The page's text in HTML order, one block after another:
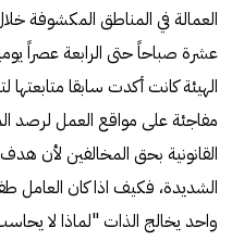
العمالة في المناطق المكشوفة
عشرة صباحاً حتى الرابعة عصراً
الهيئة كانت أكدت سابقا
مفاجئة على مواقع العمل لرصد
القانونية بحق المخالفين لأن
الشديدة، فكيف اذا كان العامل
واحد يخالج الذات "لماذا لا